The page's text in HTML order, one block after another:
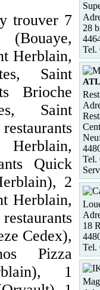
trouver 7
Herblain,
Saint
Brioche
Saint
Quick
2
Herblain,
Cedex),
Pizza
1
28
Tel.
Tel.
18
Tel.